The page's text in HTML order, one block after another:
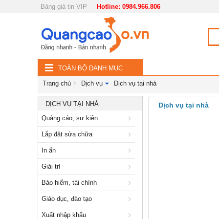
Bảng giá tin VIP Hotline: 0984.966.806
Nội, ngoại thất
Đồ gia dụng
Điện thoại, Viễn thông
Nhà và Đất
Dịch vụ
Quảng cáo, sự kiện
Lắp đặt sửa chữa
In ấn
Bảo hiểm, tài chính
Giáo dục, đào tạo
TOÀN BỘ DANH MỤC
Trang chủ Dịch vụ Dịch vụ tại nhà
DỊCH VỤ TẠI NHÀ
Quảng cáo, sự kiện
Lắp đặt sửa chữa
In ấn
Giải trí
Bảo hiểm, tài chính
Giáo dục, đào tạo
Xuất nhập khẩu
Dịch vụ tại nhà